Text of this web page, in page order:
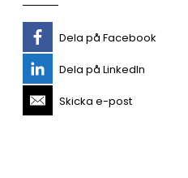
Dela på Facebook
Dela på LinkedIn
Skicka e-post